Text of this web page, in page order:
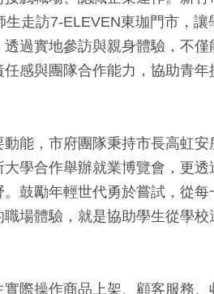
走訪7-ELEVEN東珈門市，讓
過實地參訪與親身體驗，不僅
感與團隊合作能力，協助青年
能，市府團隊秉持市長高虹安
學合作舉辦就業博覽會，更透
鼓勵年輕世代勇於嘗試，從每
場體驗，就是協助學生從學校
際操作商品上架、顧客服務、